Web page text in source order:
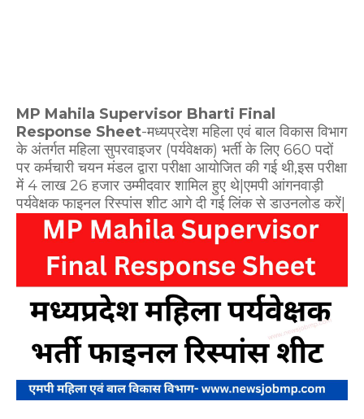
MP Mahila Supervisor Bharti Final
Response Sheet-मध्यप्रदेश महिला एवं बाल विकास विभाग
के अंतर्गत महिला सुपरवाइजर (पर्यवेक्षक) भर्ती के लिए 660 पदों
पर कर्मचारी चयन मंडल द्वारा परीक्षा आयोजित की गई थी,इस परीक्षा
में 4 लाख 26 हजार उम्मीदवार शामिल हुए थे|एमपी आंगनवाड़ी
पर्यवेक्षक फाइनल रिस्पांस शीट आगे दी गई लिंक से डाउनलोड करें|